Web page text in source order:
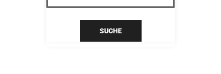
SUCHE